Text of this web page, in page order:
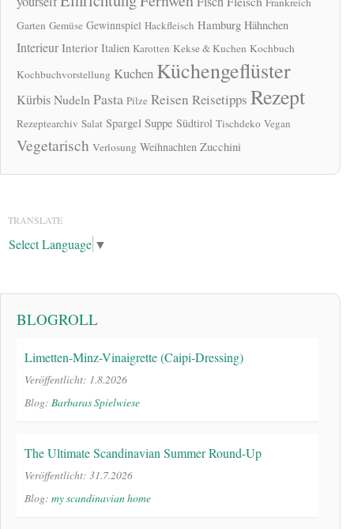
Garten Gemüse Gewinnspiel Hackfleisch Hamburg Hähnchen
Interieur Interior Italien Karotten Kekse & Kuchen Kochbuch
Kochbuchvorstellung Kuchen Küchengeflüster
KürbisNudeln Pasta Pilze Reisen Reisetipps Rezept
Rezeptearchiv Salat Spargel Suppe Südtirol Tischdeko Vegan
Vegetarisch Verlosung Weihnachten Zucchini
TRANSLATE
Select Language ▼
BLOGROLL
Limetten-Minz-Vinaigrette (Caipi-Dressing)
Veröffentlicht: 1.8.2026
Blog: Barbaras Spielwiese
The Ultimate Scandinavian Summer Round-Up
Veröffentlicht: 31.7.2026
Blog: my scandinavian home